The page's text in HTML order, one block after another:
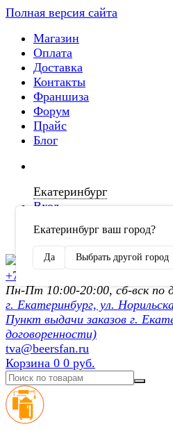
Полная версия сайта
Магазин
Оплата
Доставка
Контакты
Франшиза
Форум
Прайс
Блог
Екатеринбург
Екатеринбург ваш город?
Да Выбрать другой город
Вход
Регистрация
+7 (902) 872-54-70
Пн-Пт 10:00-20:00, сб-вск по
г. Екатеринбург, ул.
Пункт выдачи заказов г.
договоренности)
tva@beersfan.ru
Корзина 0 0 руб.